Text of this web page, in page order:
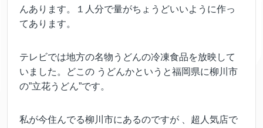
んあります。１人分で量がちょうどいいように作っ
てあります。
テレビでは地方の名物うどんの冷凍食品を放映して
いました。どこの うどんかというと福岡県に柳川市
の”立花うどん”です。
私が今住んでる柳川市にあるのですが 、超人気店で